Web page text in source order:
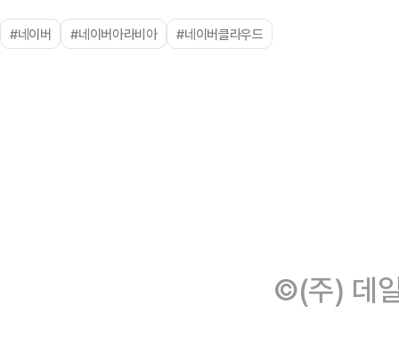
#네이버 #네이버아라비아 #네이버클라우드
©(주) 데